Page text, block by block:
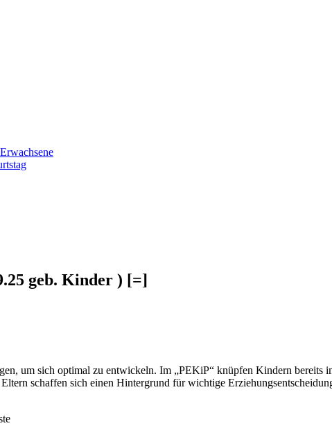
geb. Kinder ) [=]
um sich optimal zu entwickeln. Im „PEKiP“ knüpfen Kindern
schaffen sich einen Hintergrund für wichtige